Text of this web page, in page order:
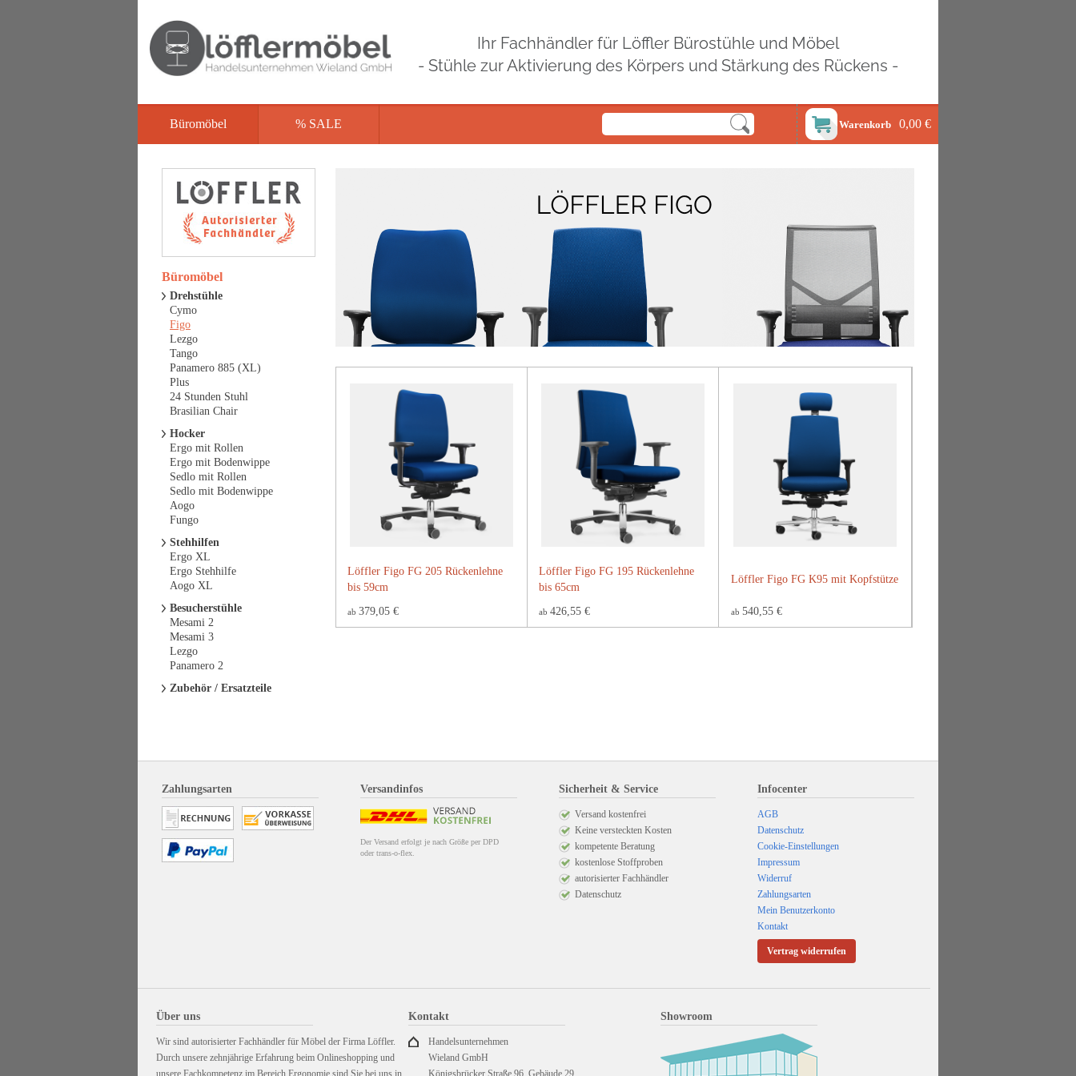
Ihr Fachhändler für Löffler Bürostühle und Möbel
- Stühle zur Aktivierung des Körpers und Stärkung des Rückens -
Büromöbel % SALE Warenkorb 0,00 €
Löffler Figo FG 205 Rückenlehne
bis 59cm
ab 379,05 €
Löffler Figo FG 195 Rückenlehne
bis 65cm
ab 426,55 €
Löffler Figo FG K95 mit Kopfstütze
ab 540,55 €
Büromöbel
Drehstühle
Cymo
Figo
Lezgo
Tango
Panamero 885 (XL)
Plus
24 Stunden Stuhl
Brasilian Chair
Hocker
Ergo mit Rollen
Ergo mit Bodenwippe
Sedlo mit Rollen
Sedlo mit Bodenwippe
Aogo
Fungo
Stehhilfen
Ergo XL
Ergo Stehhilfe
Aogo XL
Besucherstühle
Mesami 2
Mesami 3
Lezgo
Panamero 2
Zubehör / Ersatzteile
Zahlungsarten Versandinfos
Der Versand erfolgt je nach Größe per DPD
oder trans-o-flex.
Sicherheit & Service
Versand kostenfrei
Keine versteckten Kosten
kompetente Beratung
kostenlose Stoffproben
autorisierter Fachhändler
Datenschutz
Infocenter
AGB
Datenschutz
Cookie-Einstellungen
Impressum
Widerruf
Zahlungsarten
Mein Benutzerkonto
Kontakt
Vertrag widerrufen
Über uns
Wir sind autorisierter Fachhändler für Möbel der Firma Löffler.
Durch unsere zehnjährige Erfahrung beim Onlineshopping und
unsere Fachkompetenz im Bereich Ergonomie sind Sie bei uns in
Kontakt
Handelsunternehmen
Wieland GmbH
Königsbrücker Straße 96, Gebäude 29
Showroom